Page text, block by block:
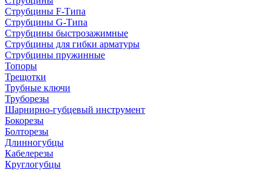
Струбцины F-Типа
Струбцины G-Типа
Струбцины быстрозажимные
Струбцины для гибки арматуры
Струбцины пружинные
Топоры
Трещотки
Трубные ключи
Труборезы
Шарнирно-губцевый инструмент
Бокорезы
Болторезы
Длинногубцы
Кабелерезы
Круглогубцы